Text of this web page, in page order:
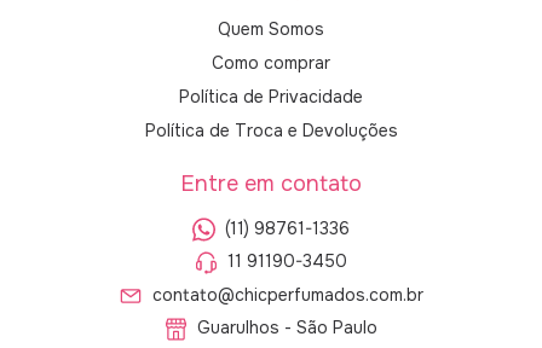
Quem Somos
Como comprar
Política de Privacidade
Política de Troca e Devoluções
Entre em contato
(11) 98761-1336
11 91190-3450
contato@chicperfumados.com.br
Guarulhos - São Paulo